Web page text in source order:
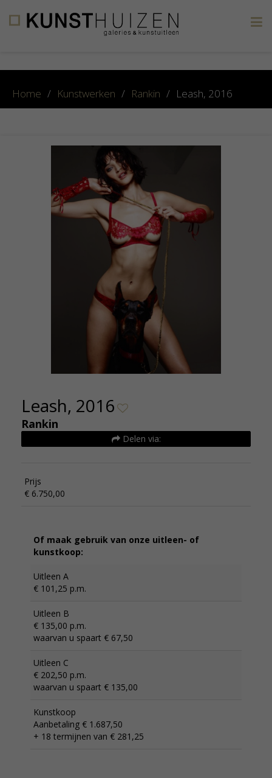
Home / Kunstwerken / Rankin / Leash, 2016
Leash, 2016
Rankin
Delen via:
Prijs
€ 6.750,00
Of maak gebruik van onze uitleen- of
kunstkoop:
Uitleen A
€ 101,25 p.m.
Uitleen B
€ 135,00 p.m.
waarvan u spaart € 67,50
Uitleen C
€ 202,50 p.m.
waarvan u spaart € 135,00
Kunstkoop
Aanbetaling € 1.687,50
+ 18 termijnen van € 281,25